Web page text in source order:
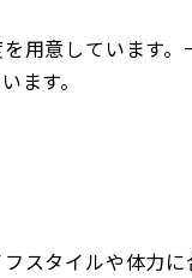
用意しています
ます。
スタイルや体力